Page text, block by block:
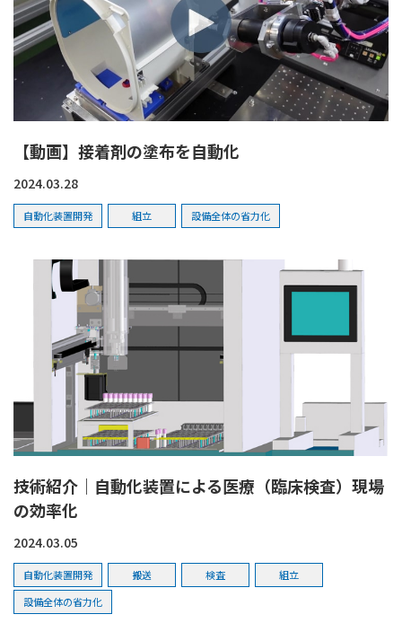
【動画】接着剤の塗布を自動化
2024.03.28
自動化装置開発 組立 設備全体の省力化
技術紹介｜自動化装置による医療（臨床検査）現場
の効率化
2024.03.05
自動化装置開発 搬送 検査
組立
設備全体の省力化